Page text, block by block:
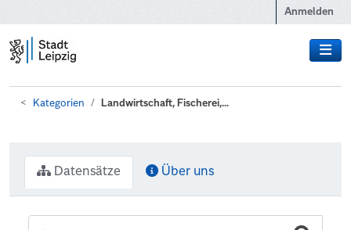
Anmelden
Kategorien Landwirtschaft, Fischerei,...
Datensätze Über uns